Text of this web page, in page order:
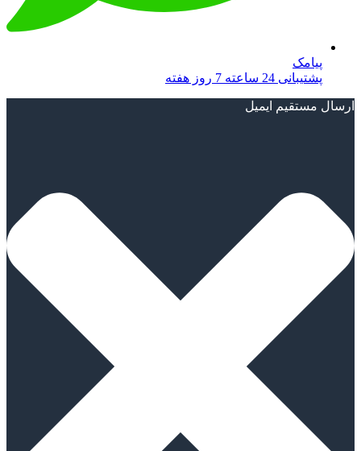
پیامک
پشتیبانی 24 ساعته 7 روز هفته
ارسال مستقیم ایمیل